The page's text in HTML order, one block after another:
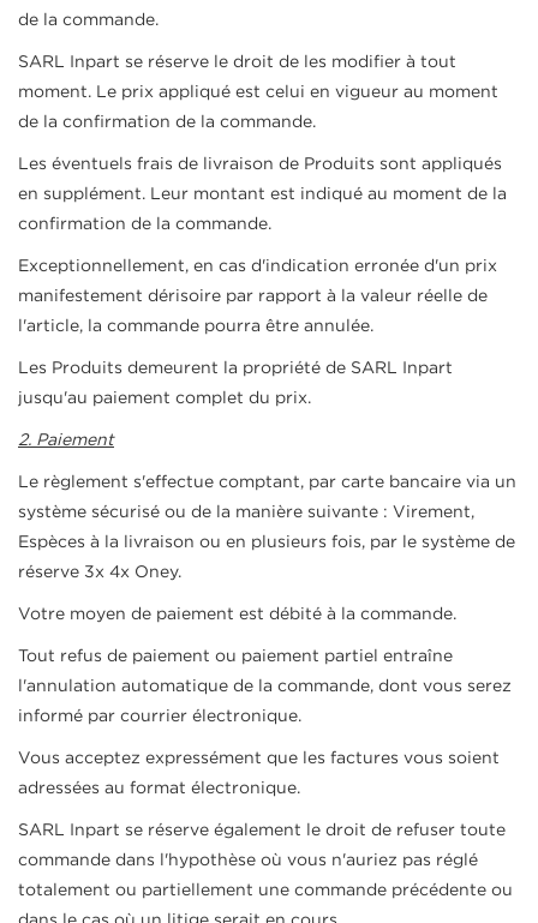
de la commande.
SARL Inpart se réserve le droit de les modifier à tout
moment. Le prix appliqué est celui en vigueur au moment
de la confirmation de la commande.
Les éventuels frais de livraison de Produits sont appliqués
en supplément. Leur montant est indiqué au moment de la
confirmation de la commande.
Exceptionnellement, en cas d'indication erronée d'un prix
manifestement dérisoire par rapport à la valeur réelle de
l'article, la commande pourra être annulée.
Les Produits demeurent la propriété de SARL Inpart
jusqu'au paiement complet du prix.
2. Paiement
Le règlement s'effectue comptant, par carte bancaire via un
système sécurisé ou de la manière suivante : Virement,
Espèces à la livraison ou en plusieurs fois, par le système de
réserve 3x 4x Oney.
Votre moyen de paiement est débité à la commande.
Tout refus de paiement ou paiement partiel entraîne
l'annulation automatique de la commande, dont vous serez
informé par courrier électronique.
Vous acceptez expressément que les factures vous soient
adressées au format électronique.
SARL Inpart se réserve également le droit de refuser toute
commande dans l'hypothèse où vous n'auriez pas réglé
totalement ou partiellement une commande précédente ou